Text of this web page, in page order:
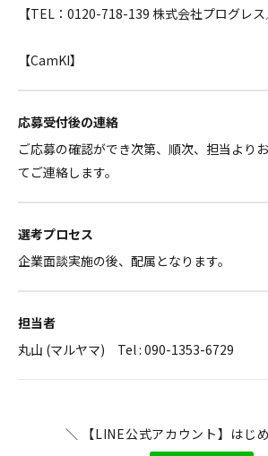
【TEL：0120-718-139 株式会社プログレス
【CamKI】
応募受付後の連絡
ご応募の確認ができ次第、順次、担当より
てご連絡します。
選考プロセス
企業面談実施の後、配属となります。
担当者
丸山 (マルヤマ) Tel : 090-1353-6729
＼ 【LINE公式アカウント】はじ